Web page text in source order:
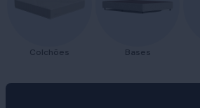
Colchões Bases